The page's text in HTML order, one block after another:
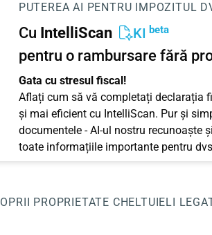
PUTEREA AI PENTRU IMPOZITUL
Cu IntelliScan KI beta
pentru o rambursare fără
Gata cu stresul fiscal!
Aflați cum să vă completați declarația
și mai eficient cu IntelliScan. Pur și
documentele - AI-ul nostru recunoaște
toate informațiile importante pentru
PROPRIETATE CHELTUIELI